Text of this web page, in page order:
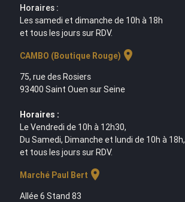
Horaires :
Les samedi et dimanche de 10h à 18h
et tous les jours sur RDV.
CAMBO (Boutique Rouge) location_on
75, rue des Rosiers
93400 Saint Ouen sur Seine
Horaires :
Le Vendredi de 10h à 12h30,
Du Samedi, Dimanche et lundi de 10h à 18h,
et tous les jours sur RDV.
Marché Paul Bert location_on
Allée 6 Stand 83